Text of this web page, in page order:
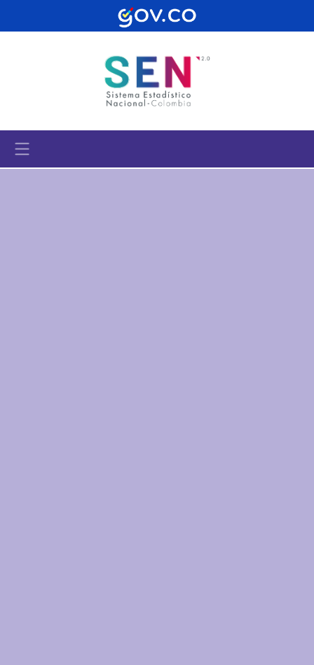
Pasar al contenido principal